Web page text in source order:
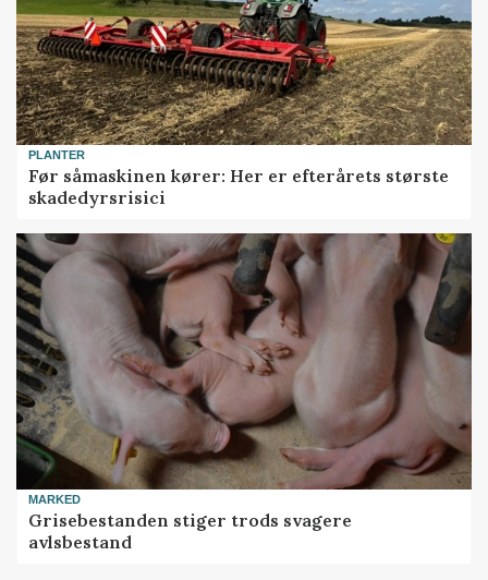
PLANTER
Før såmaskinen kører: Her er efterårets største
skadedyrsrisici
MARKED
Grisebestanden stiger trods svagere
avlsbestand